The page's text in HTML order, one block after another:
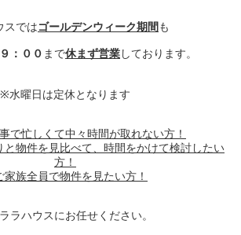
スではゴールデンウィーク期間 も
：００ まで休まず営業しております。
※水曜日は定休となります
で忙しくて中々時間が取れない方！
と物件を見比べて、時間をかけて検討したい
方！
家族全員で物件を見たい方！
ラハウスにお任せください。